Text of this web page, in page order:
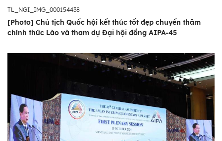
TL_NGI_IMG_000154438
[Photo] Chủ tịch Quốc hội kết thúc tốt đẹp chuyến thăm
chính thức Lào và tham dự Đại hội đồng AIPA-45